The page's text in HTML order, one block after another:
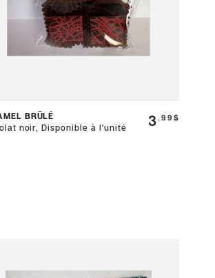
BRÛLÉ
noir, Disponible à l'unité
3 .99$